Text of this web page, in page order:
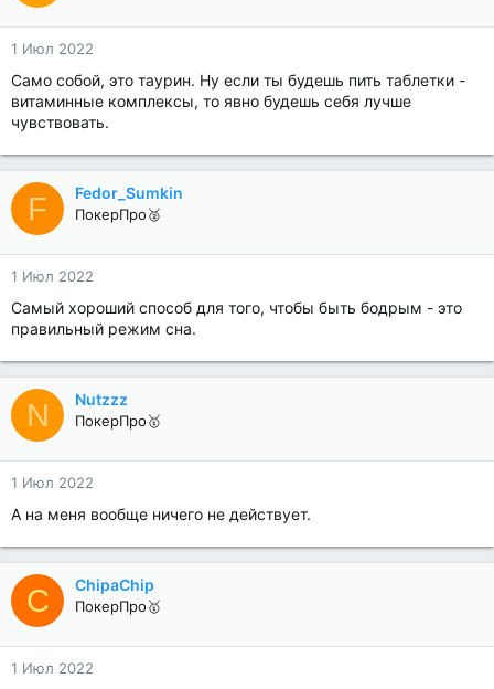
1 Июл 2022
Само собой, это таурин. Ну если ты будешь пить таблетки -
витаминные комплексы, то явно будешь себя лучше
чувствовать.
F Fedor_Sumkin
ПокерПро🥈
1 Июл 2022
Cамый хороший способ для того, чтобы быть бодрым - это
правильный режим сна.
N Nutzzz
ПокерПро🥇
1 Июл 2022
А на меня вообще ничего не действует.
C ChipaChip
ПокерПро🥇
1 Июл 2022